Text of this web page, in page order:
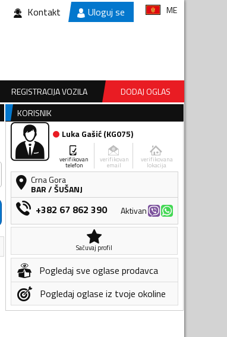
Kontakt Uloguj se ME
REGISTRACIJA VOZILA
DODAJ OGLAS
KORISNIK
Luka Gašić(KG075)
verifikovan
telefon
verifikovan
email
verifikovana
lokacija
Crna Gora
BAR/ŠUŠANJ
+382 67 862 390 Aktivan
Sačuvaj profil
Pogledaj sve oglase prodavca
Pogledaj oglase iz tvoje okoline